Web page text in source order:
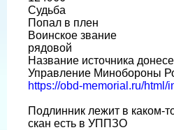
Судьба
Попал в плен
Воинское звание
рядовой
Название источника
Управление Минобороны
https://obd-memorial.ru/
Подлинник лежит в каком-
скан есть в УППЗО